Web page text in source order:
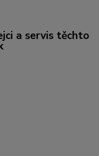
a servis těchto